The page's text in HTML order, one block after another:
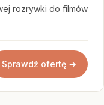
rozrywki do filmów
Sprawdź ofertę →